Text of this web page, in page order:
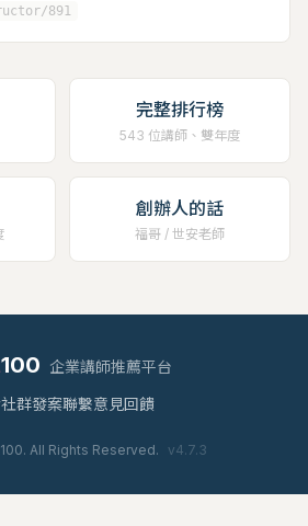
891
完整排行榜
543 位講師、雙年度
創辦人的話
福哥 / 世安老師
100 企業講師推薦平台
社群發案聯繫意見回饋
All Rights Reserved. v4.7.3